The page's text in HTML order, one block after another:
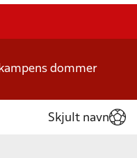
dommer
Skjult navn